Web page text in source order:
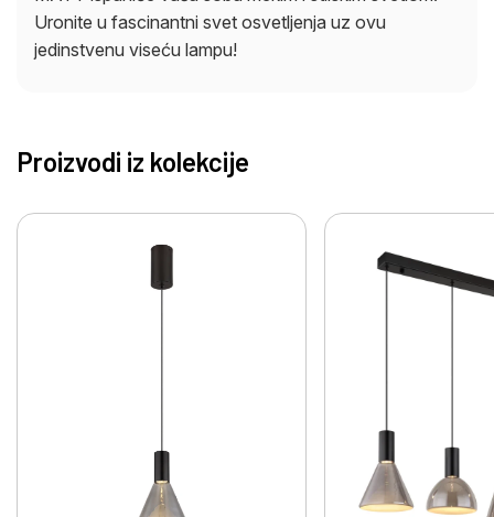
Uronite u fascinantni svet osvetljenja uz ovu
jedinstvenu viseću lampu!
Proizvodi iz kolekcije